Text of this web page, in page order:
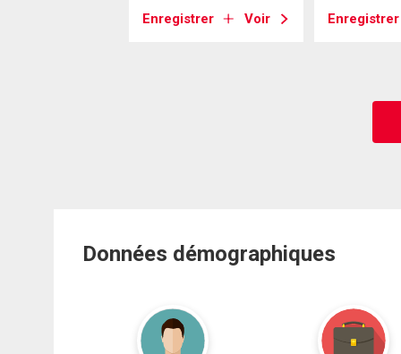
Enregistrer Voir Enregistrer
Données démographiques